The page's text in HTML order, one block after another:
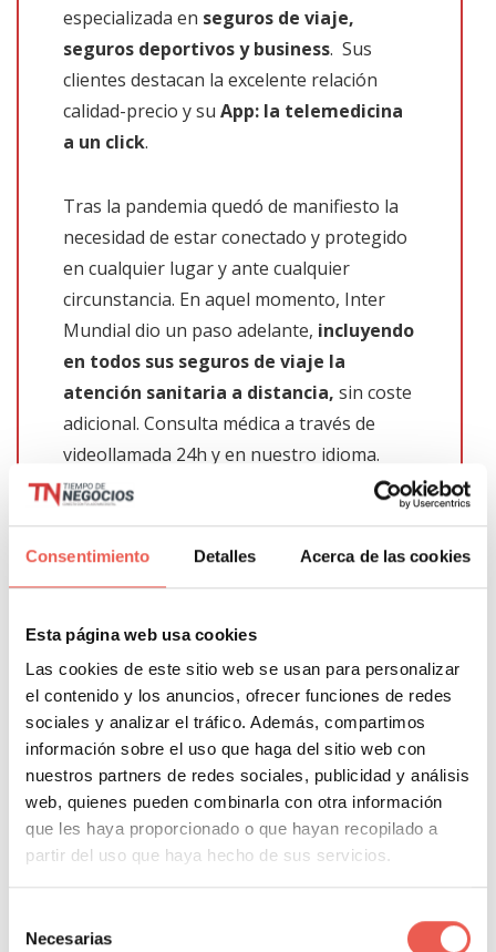
Consentimiento Detalles Acerca de las cookies
Esta página web usa cookies
Las cookies de este sitio web se usan para personalizar
el contenido y los anuncios, ofrecer funciones de redes
sociales y analizar el tráfico. Además, compartimos
información sobre el uso que haga del sitio web con
nuestros partners de redes sociales, publicidad y análisis
web, quienes pueden combinarla con otra información
que les haya proporcionado o que hayan recopilado a
partir del uso que haya hecho de sus servicios.
Necesarias
especializada en seguros de viaje,
seguros deportivos y business. Sus
clientes destacan la excelente relación
calidad-precio y su App: la telemedicina
a un click.
Tras la pandemia quedó de manifiesto la
necesidad de estar conectado y protegido
en cualquier lugar y ante cualquier
circunstancia. En aquel momento, Inter
Mundial dio un paso adelante, incluyendo
en todos sus seguros de viaje la
atención sanitaria a distancia, sin coste
adicional. Consulta médica a través de
videollamada 24h y en nuestro idioma.
Valencia
Summa Seguroses un grupo de
corredurías de seguros, que bajo el
Brokerage